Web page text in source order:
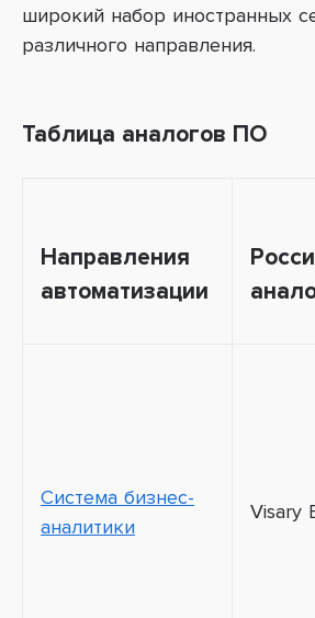
широкий набор иностранных
различного направления.
Таблица аналогов ПО
Направления
автоматизации
Система бизнес-
аналитики
Visary